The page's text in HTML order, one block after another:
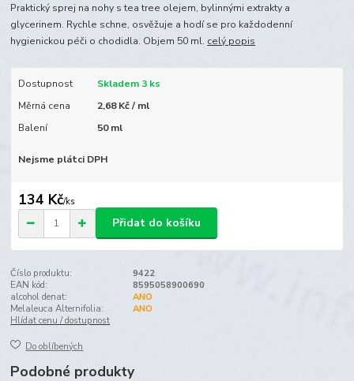
Praktický sprej na nohy s tea tree olejem, bylinnými extrakty a
glycerinem. Rychle schne, osvěžuje a hodí se pro každodenní
hygienickou péči o chodidla. Objem 50 ml. celý popis
Dostupnost
Skladem 3 ks
Měrná cena
2,68 Kč / ml
Balení
50 ml
Nejsme plátci DPH
134 Kč/ks
Přidat do košíku
Číslo produktu:
9422
EAN kód:
8595058900690
alcohol denat:
ANO
Melaleuca Alternifolia:
ANO
Hlídat cenu / dostupnost
Do oblíbených
Podobné produkty